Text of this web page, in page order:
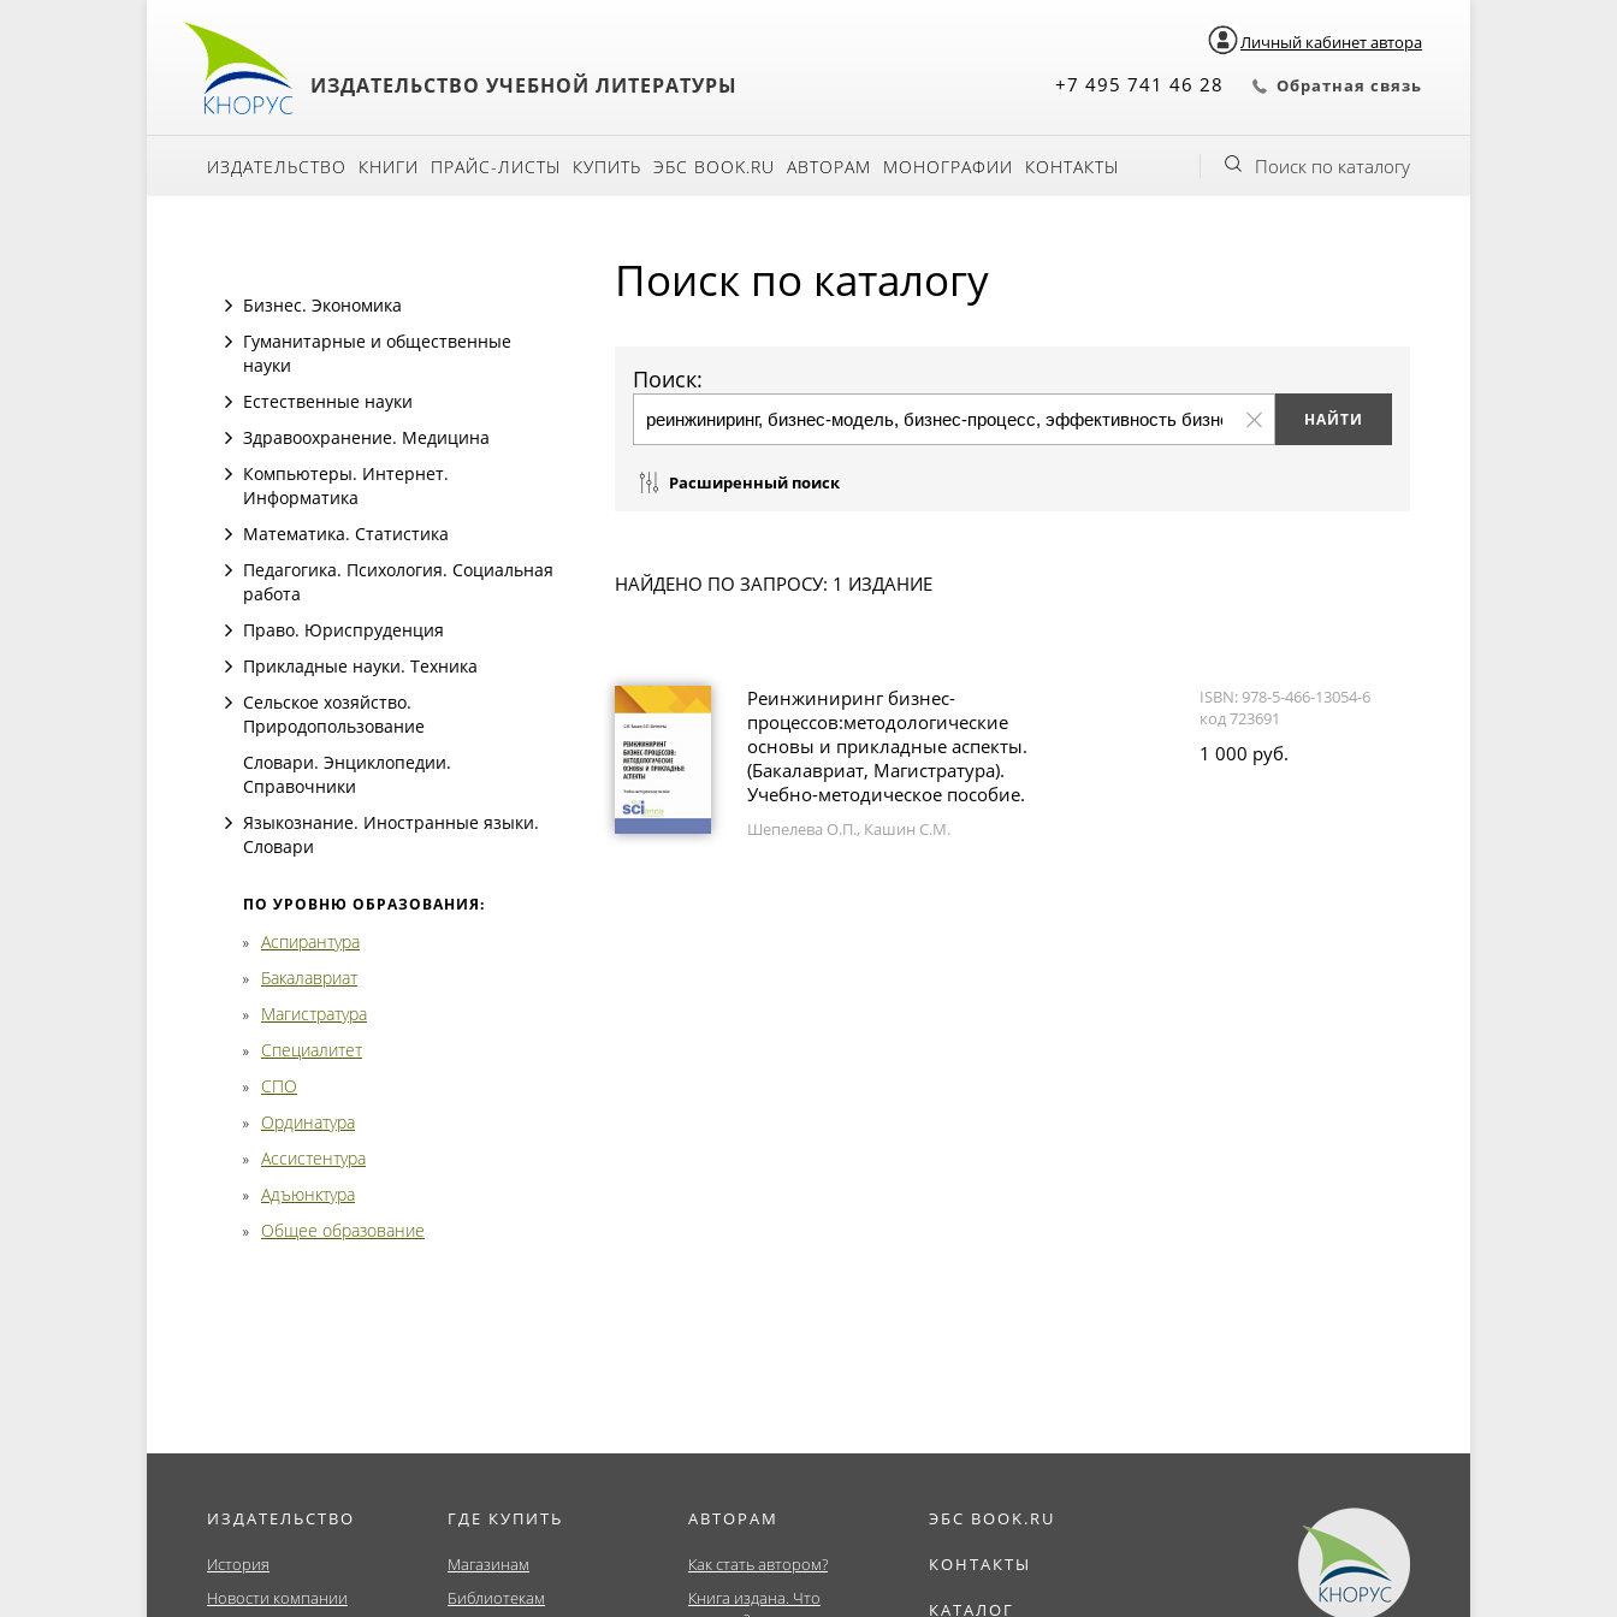
Личный кабинет автора
ИЗДАТЕЛЬСТВО УЧЕБНОЙ ЛИТЕРАТУРЫ +7 495 741 46 28 Обратная связь
ИЗДАТЕЛЬСТВО КНИГИ ПРАЙС-ЛИСТЫ КУПИТЬ ЭБС BOOK.RU АВТОРАМ МОНОГРАФИИ КОНТАКТЫ Поиск по каталогу
Бизнес. Экономика
Гуманитарные и общественные
науки
Естественные науки
Здравоохранение. Медицина
Компьютеры. Интернет.
Информатика
Математика. Статистика
Педагогика. Психология. Социальная
работа
Право. Юриспруденция
Прикладные науки. Техника
Сельское хозяйство.
Природопользование
Словари. Энциклопедии.
Справочники
Языкознание. Иностранные языки.
Словари
ПО УРОВНЮ ОБРАЗОВАНИЯ:
Аспирантура
Бакалавриат
Магистратура
Специалитет
СПО
Ординатура
Ассистентура
Адъюнктура
Общее образование
Поиск по каталогу
Поиск:
Расширенный поиск
НАЙДЕНО ПО ЗАПРОСУ: 1 ИЗДАНИЕ
Реинжиниринг бизнес-
процессов:методологические
основы и прикладные аспекты.
(Бакалавриат, Магистратура).
Учебно-методическое пособие.
Шепелева О.П., Кашин С.М.
ISBN: 978-5-466-13054-6
код 723691
1 000 руб.
ИЗДАТЕЛЬСТВО
История
Новости компании
ГДЕ КУПИТЬ
Магазинам
Библиотекам
АВТОРАМ
Как стать автором?
Книга издана. Что
ЭБС BOOK.RU
КОНТАКТЫ
КАТАЛОГ